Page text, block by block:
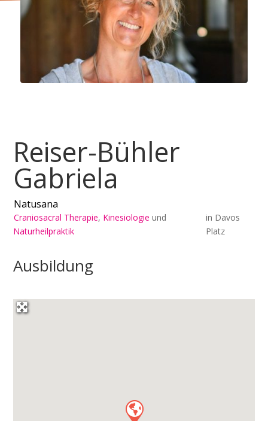
Reiser-Bühler
Gabriela
Natusana
Craniosacral Therapie, Kinesiologie und
Naturheilpraktik
in Davos
Platz
Ausbildung